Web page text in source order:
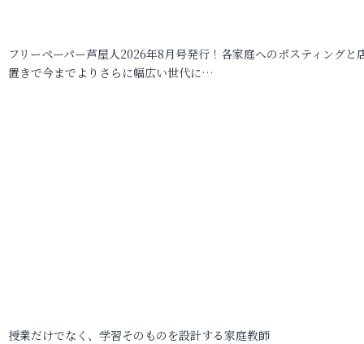
フリーペーパー芦屋人2026年8月号発行！各家庭へのポスティングと
置きで今までよりさらに幅広い世代に…
授業だけでなく、学習そのものを設計する家庭教師